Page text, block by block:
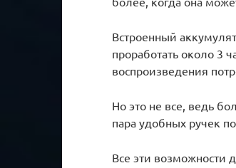
Встроенный
проработать около 3
воспроизведения
Но это не все, ведь
пара удобных ручек
Все эти возможности